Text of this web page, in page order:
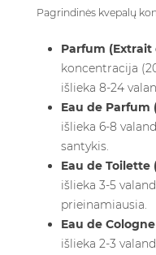
Pagrindinės kvepalų
Parfum (Extrait
koncentracija
išlieka 8-24
Eau de Parfum
išlieka 6-8
santykis.
Eau de Toilette
išlieka 3-5
prieinamiausia.
Eau de Cologne
išlieka 2-3